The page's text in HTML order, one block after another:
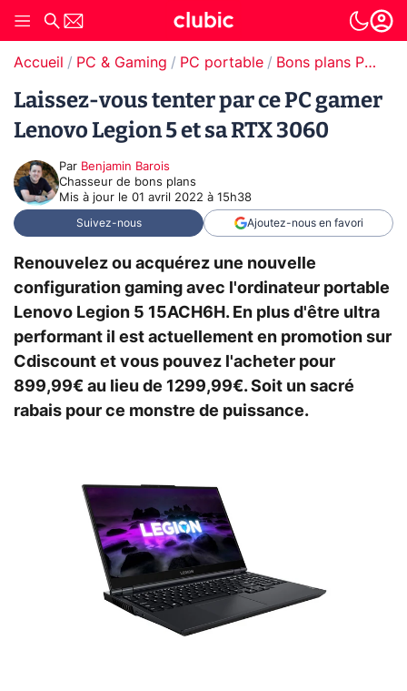
Accueil PC & Gaming PC portable Bons plans PC portable
Laissez-vous tenter par ce PC gamer
Lenovo Legion 5 et sa RTX 3060
Par Benjamin Barois
Chasseur de bons plans
Mis à jour le 01 avril 2022 à 15h38
Suivez-nous Ajoutez-nous en favori
Renouvelez ou acquérez une nouvelle
configuration gaming avec l'ordinateur portable
Lenovo Legion 5 15ACH6H. En plus d'être ultra
performant il est actuellement en promotion sur
Cdiscount et vous pouvez l'acheter pour
899,99€ au lieu de 1299,99€. Soit un sacré
rabais pour ce monstre de puissance.